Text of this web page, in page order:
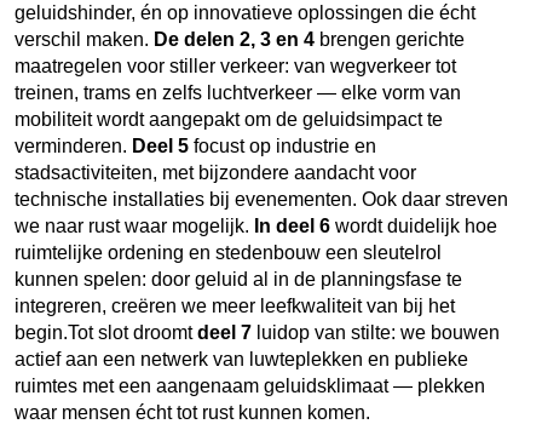
geluidshinder, én op innovatieve oplossingen die écht
verschil maken. De delen 2, 3 en 4 brengen gerichte
maatregelen voor stiller verkeer: van wegverkeer tot
treinen, trams en zelfs luchtverkeer — elke vorm van
mobiliteit wordt aangepakt om de geluidsimpact te
verminderen. Deel 5 focust op industrie en
stadsactiviteiten, met bijzondere aandacht voor
technische installaties bij evenementen. Ook daar streven
we naar rust waar mogelijk. In deel 6 wordt duidelijk hoe
ruimtelijke ordening en stedenbouw een sleutelrol
kunnen spelen: door geluid al in de planningsfase te
integreren, creëren we meer leefkwaliteit van bij het
begin.Tot slot droomtdeel 7 luidop van stilte: we bouwen
actief aan een netwerk van luwteplekken en publieke
ruimtes met een aangenaam geluidsklimaat — plekken
waar mensen écht tot rust kunnen komen.